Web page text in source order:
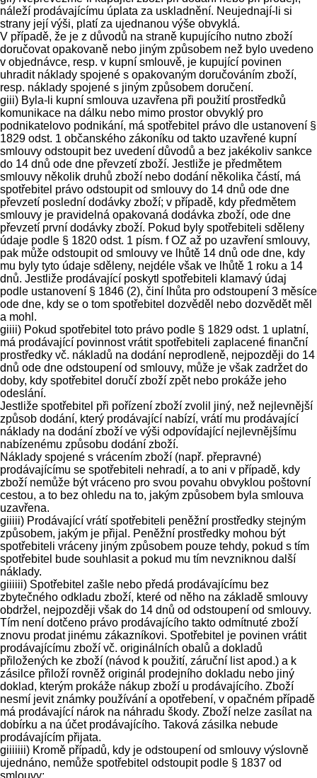
náleží prodávajícímu úplata za uskladnění. Neujednají-li si
strany její výši, platí za ujednanou výše obvyklá.
V případě, že je z důvodů na straně kupujícího nutno zboží
doručovat opakovaně nebo jiným způsobem než bylo uvedeno
v objednávce, resp. v kupní smlouvě, je kupující povinen
uhradit náklady spojené s opakovaným doručováním zboží,
resp. náklady spojené s jiným způsobem doručení.
giii) Byla-li kupní smlouva uzavřena při použití prostředků
komunikace na dálku nebo mimo prostor obvyklý pro
podnikatelovo podnikání, má spotřebitel právo dle ustanovení §
1829 odst. 1 občanského zákoníku od takto uzavřené kupní
smlouvy odstoupit bez uvedení důvodů a bez jakékoliv sankce
do 14 dnů ode dne převzetí zboží. Jestliže je předmětem
smlouvy několik druhů zboží nebo dodání několika částí, má
spotřebitel právo odstoupit od smlouvy do 14 dnů ode dne
převzetí poslední dodávky zboží; v případě, kdy předmětem
smlouvy je pravidelná opakovaná dodávka zboží, ode dne
převzetí první dodávky zboží. Pokud byly spotřebiteli sděleny
údaje podle § 1820 odst. 1 písm. f OZ až po uzavření smlouvy,
pak může odstoupit od smlouvy ve lhůtě 14 dnů ode dne, kdy
mu byly tyto údaje sděleny, nejdéle však ve lhůtě 1 roku a 14
dnů. Jestliže prodávající poskytl spotřebiteli klamavý údaj
podle ustanovení § 1846 (2), činí lhůta pro odstoupení 3 měsíce
ode dne, kdy se o tom spotřebitel dozvěděl nebo dozvědět měl
a mohl.
giiii) Pokud spotřebitel toto právo podle § 1829 odst. 1 uplatní,
má prodávající povinnost vrátit spotřebiteli zaplacené finanční
prostředky vč. nákladů na dodání neprodleně, nejpozději do 14
dnů ode dne odstoupení od smlouvy, může je však zadržet do
doby, kdy spotřebitel doručí zboží zpět nebo prokáže jeho
odeslání.
Jestliže spotřebitel při pořízení zboží zvolil jiný, než nejlevnější
způsob dodání, který prodávající nabízí, vrátí mu prodávající
náklady na dodání zboží ve výši odpovídající nejlevnějšímu
nabízenému způsobu dodání zboží.
Náklady spojené s vrácením zboží (např. přepravné)
prodávajícímu se spotřebiteli nehradí, a to ani v případě, kdy
zboží nemůže být vráceno pro svou povahu obvyklou poštovní
cestou, a to bez ohledu na to, jakým způsobem byla smlouva
uzavřena.
giiiii) Prodávající vrátí spotřebiteli peněžní prostředky stejným
způsobem, jakým je přijal. Peněžní prostředky mohou být
spotřebiteli vráceny jiným způsobem pouze tehdy, pokud s tím
spotřebitel bude souhlasit a pokud mu tím nevzniknou další
náklady.
giiiiii) Spotřebitel zašle nebo předá prodávajícímu bez
zbytečného odkladu zboží, které od něho na základě smlouvy
obdržel, nejpozději však do 14 dnů od odstoupení od smlouvy.
Tím není dotčeno právo prodávajícího takto odmítnuté zboží
znovu prodat jinému zákazníkovi. Spotřebitel je povinen vrátit
prodávajícímu zboží vč. originálních obalů a dokladů
přiložených ke zboží (návod k použití, záruční list apod.) a k
zásilce přiloží rovněž originál prodejního dokladu nebo jiný
doklad, kterým prokáže nákup zboží u prodávajícího. Zboží
nesmí jevit známky používání a opotřebení, v opačném případě
má prodávající nárok na náhradu škody. Zboží nelze zasílat na
dobírku a na účet prodávajícího. Taková zásilka nebude
prodávajícím přijata.
giiiiiii) Kromě případů, kdy je odstoupení od smlouvy výslovně
ujednáno, nemůže spotřebitel odstoupit podle § 1837 od